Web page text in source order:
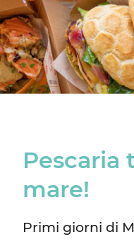
Pescaria
mare!
Primi giorni di